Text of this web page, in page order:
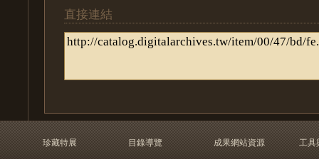
直接連結
珍藏特展
目錄導覽
成果網站資源
工具